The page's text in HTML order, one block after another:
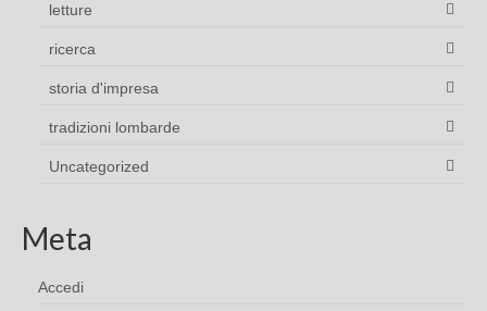
letture
ricerca
storia d'impresa
tradizioni lombarde
Uncategorized
Meta
Accedi